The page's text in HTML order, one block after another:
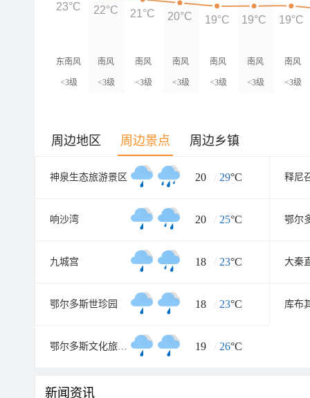
东南风
<3级
南风
<3级
南风
<3级
南风
<3级
南风
<3级
南风
<3级
南风
<3级
23°C 22°C 21°C 20°C 19°C 19°C 19°C
周边地区 周边景点 周边乡镇
神泉生态旅游景区 20 / 29°C 释尼
响沙湾 20 / 25°C
九城宫 18 / 23°C
鄂尔多斯世珍园 18 / 23°C
鄂尔多斯文化旅游村 19 / 26°C
新闻资讯